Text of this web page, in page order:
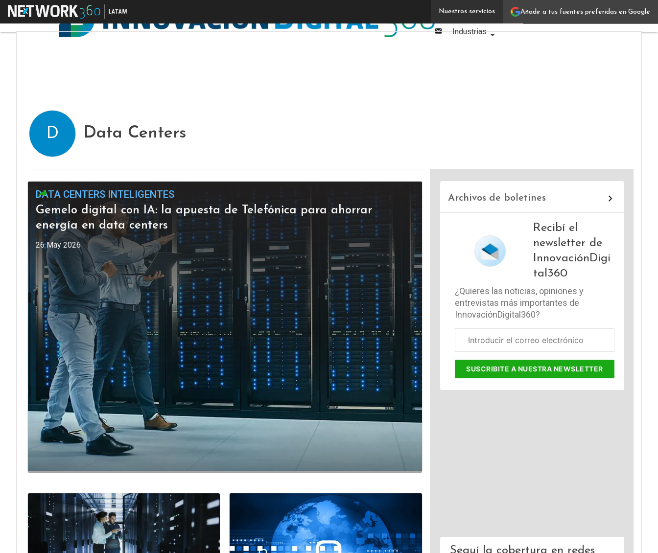
Añadir a tus fuentes preferidas en Google
Nuestros servicios
Menú
Email
Verticales IT
Industrias
D Data Centers
DATA CENTERS INTELIGENTES
Gemelo digital con IA: la apuesta de Telefónica para ahorrar
energía en data centers
26 May 2026
Archivos de boletines
Recibí el
newsletter de
InnovaciónDigi
tal360
¿Quieres las noticias, opiniones y
entrevistas más importantes de
InnovaciónDigital360?
electrónico
SUSCRIBITE A NUESTRA NEWSLETTER
Seguí la cobertura en redes